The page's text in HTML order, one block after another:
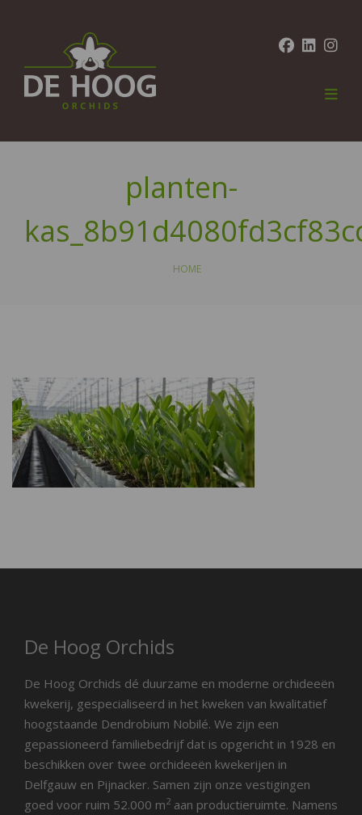
planten-
HOME
De Hoog Orchids
De Hoog Orchids dé duurzame en moderne orchideeën
kwekerij, gespecialiseerd in het kweken van kwalitatief
hoogstaande Dendrobium Nobilé. We zijn een
gepassioneerd familiebedrijf dat is opgericht in 1928 en
beschikken over twee orchideeën kwekerijen in
Delfgauw en Pijnacker. Samen zijn onze vestigingen
goed voor ruim 52.000 m2 aan productieruimte. Namens